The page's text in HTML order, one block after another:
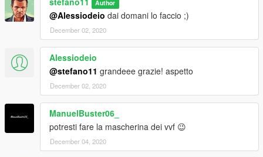
Author
@Alessiodeio dai domani lo faccio ;)
December 02, 2020
Alessiodeio
@stefano11 grandeee grazie! aspetto
December 02, 2020
ManuelBuster06_
potresti fare la mascherina dei vvf 😉
December 04, 2020